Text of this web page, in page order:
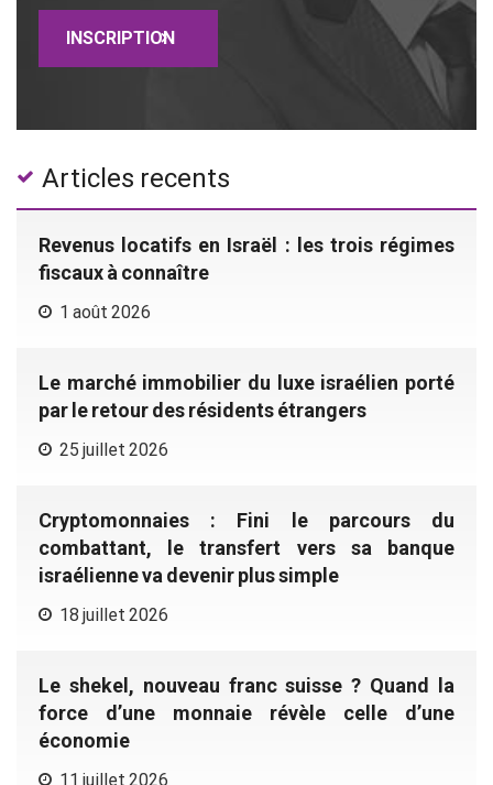
Articles recents
Revenus locatifs en Israël : les trois régimes
fiscaux à connaître
1 août 2026
Le marché immobilier du luxe israélien porté
par le retour des résidents étrangers
25 juillet 2026
Cryptomonnaies : Fini le parcours du
combattant, le transfert vers sa banque
israélienne va devenir plus simple
18 juillet 2026
Le shekel, nouveau franc suisse ? Quand la
force d’une monnaie révèle celle d’une
économie
11 juillet 2026